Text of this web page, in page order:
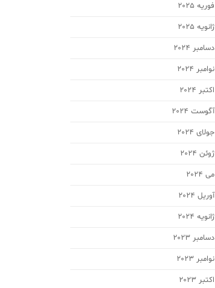
فوریه 2025
ژانویه 2025
دسامبر 2024
نوامبر 2024
اکتبر 2024
آگوست 2024
جولای 2024
ژوئن 2024
می 2024
آوریل 2024
ژانویه 2024
دسامبر 2023
نوامبر 2023
اکتبر 2023